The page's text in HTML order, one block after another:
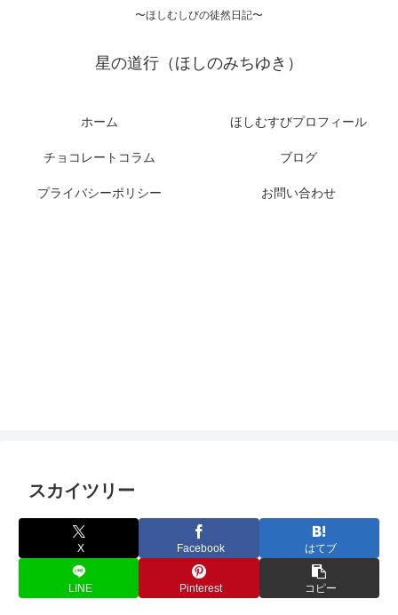
〜ほしむしびの徒然日記〜
星の道行（ほしのみちゆき）
ホーム ほしむすびプロフィール
チョコレートコラム ブログ
プライバシーポリシー お問い合わせ
スカイツリー
X Facebook はてブ
LINE Pinterest コピー